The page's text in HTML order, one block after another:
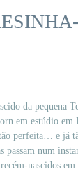
da pequena
em estúdio em
perfeita… e já
passam num
nascidos